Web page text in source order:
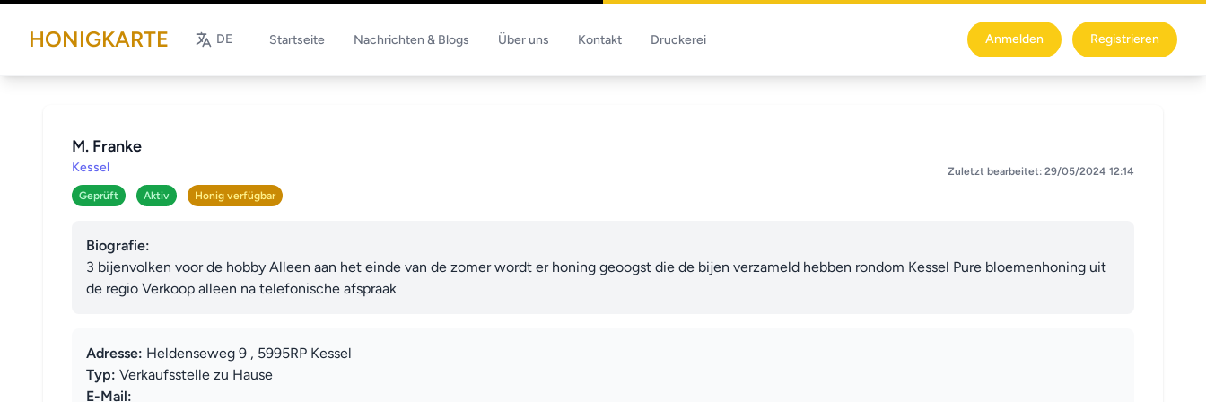
HONIGKARTE DE Startseite Nachrichten & Blogs Über uns Kontakt Druckerei Anmelden Registrieren
M. Franke
Kessel
Geprüft Aktiv Honig verfügbar
Zuletzt bearbeitet: 29/05/2024 12:14
Biografie:
3 bijenvolken voor de hobby Alleen aan het einde van de zomer wordt er honing geoogst die de bijen verzameld hebben rondom Kessel Pure bloemenhoning uit
de regio Verkoop alleen na telefonische afspraak
Adresse: Heldenseweg 9 , 5995RP Kessel
Typ: Verkaufsstelle zu Hause
E-Mail: